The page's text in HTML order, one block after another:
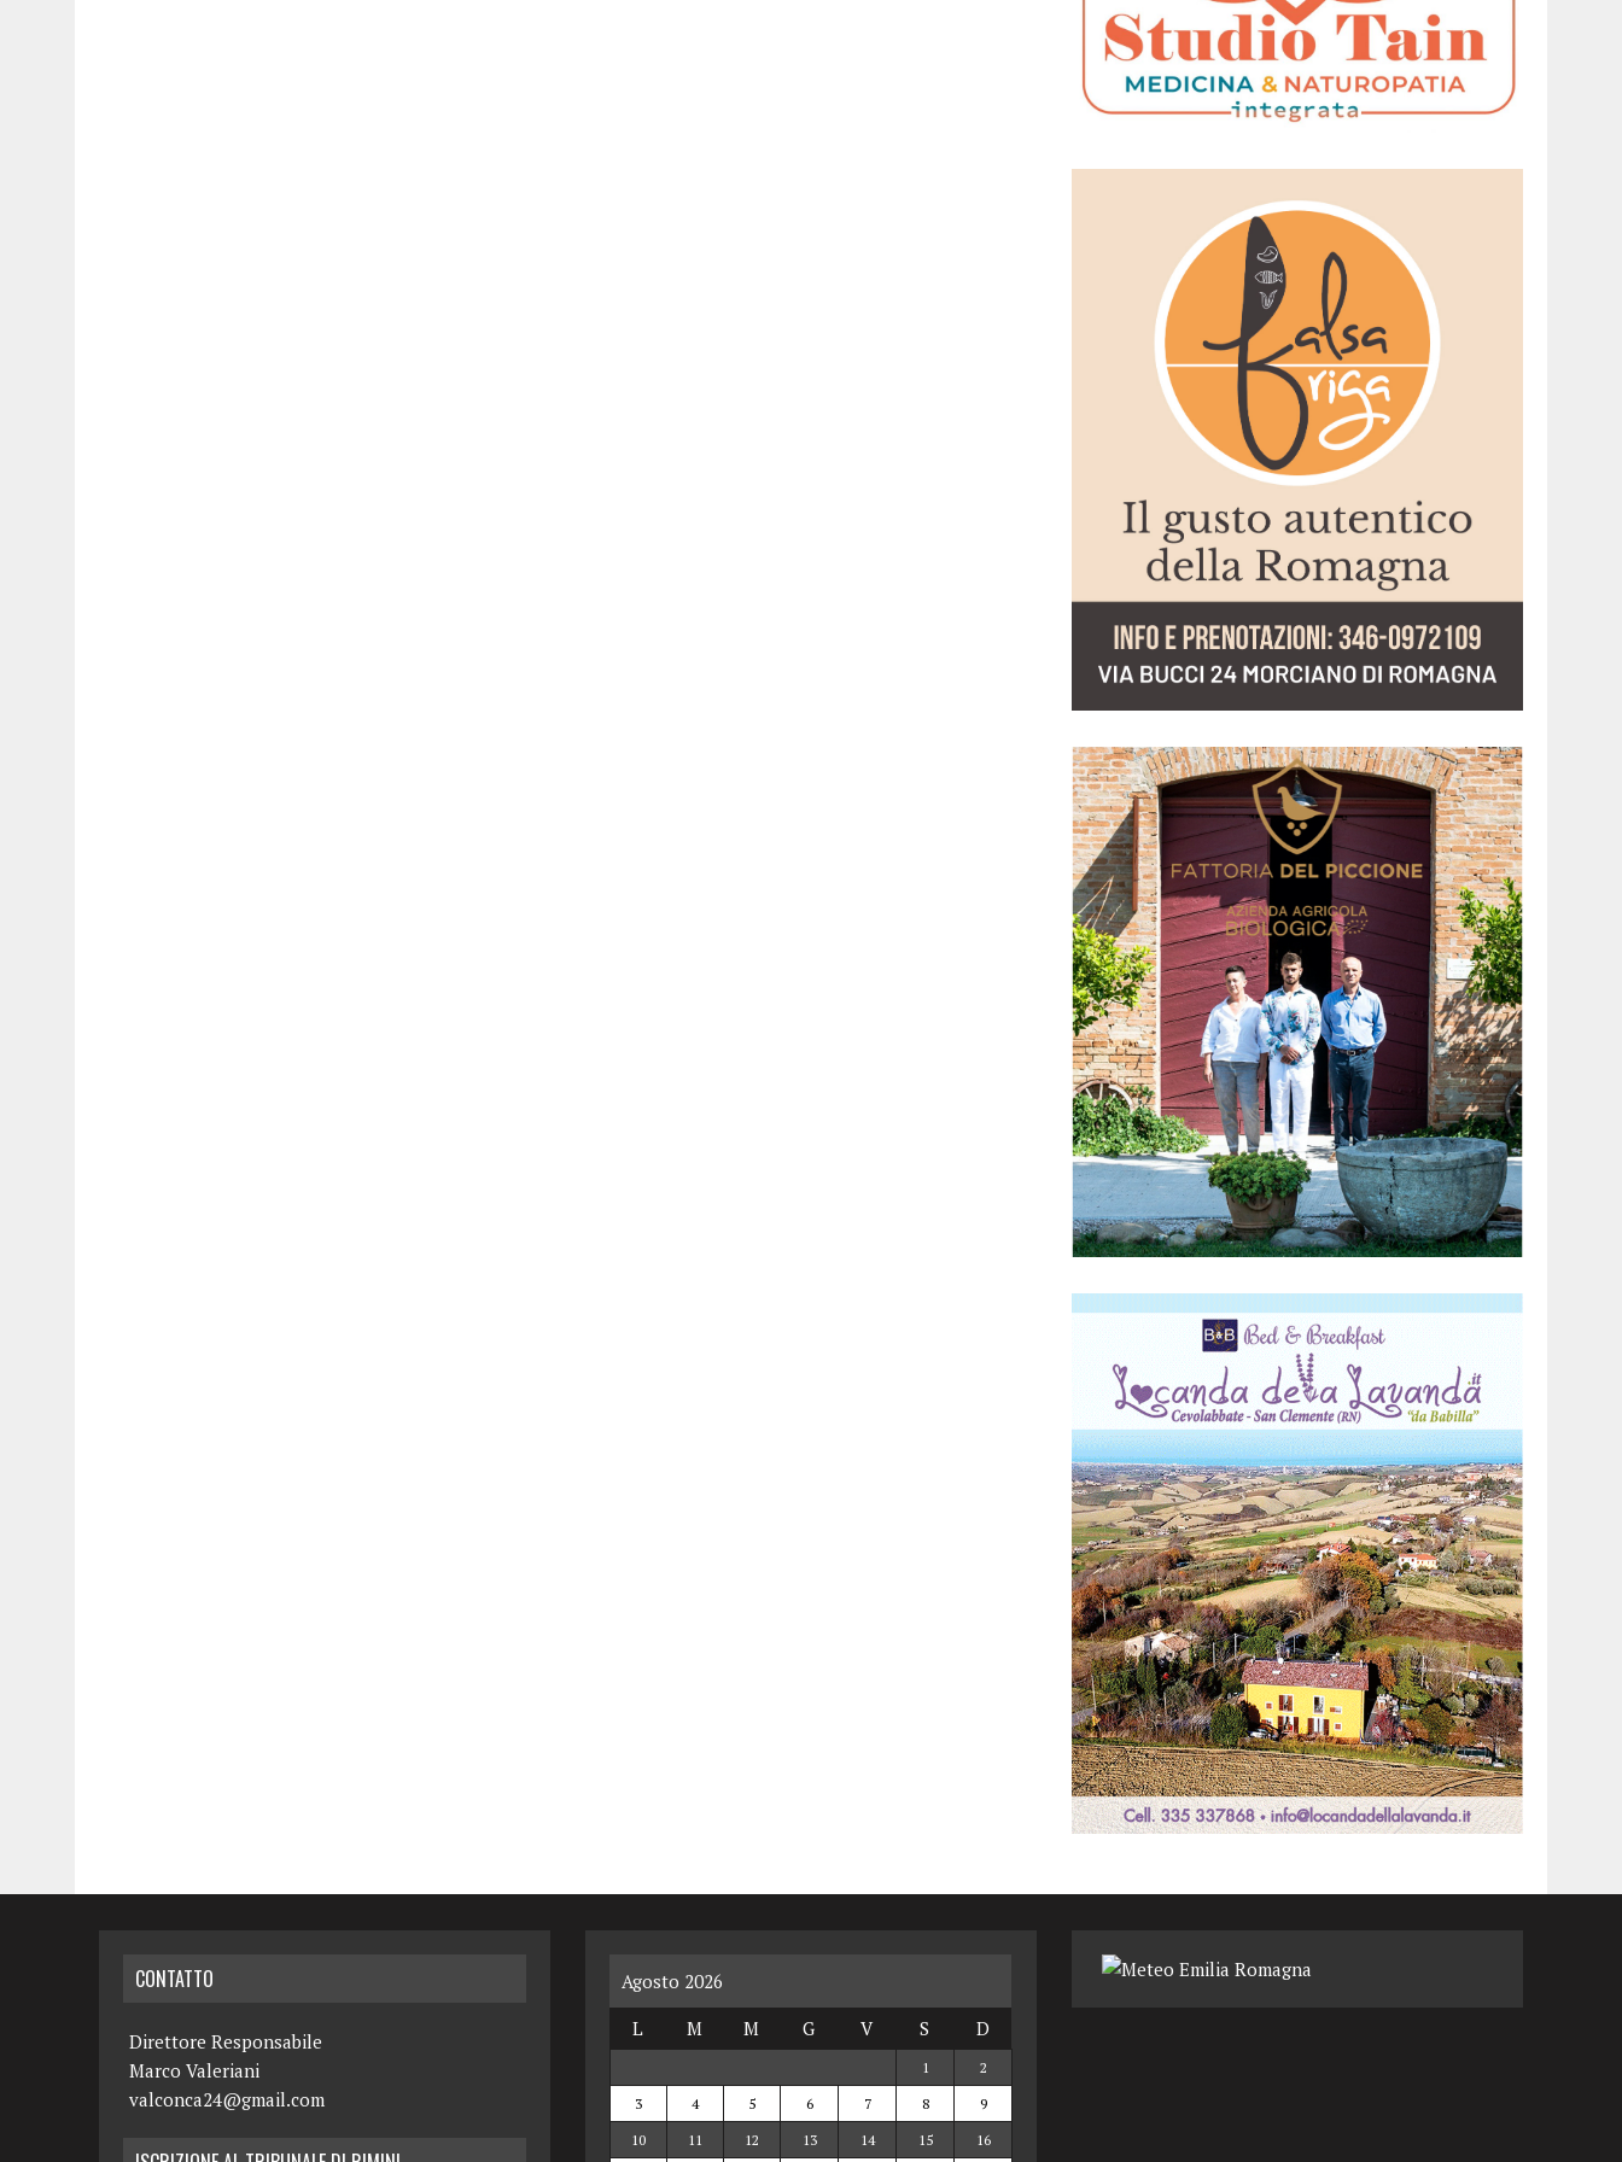
CONTATTO
Direttore Responsabile
Marco Valeriani
valconca24@gmail.com
Agosto 2026
L
M M G V S D
1
2
3
4 5 6 7 8
9
10
11 12 13 14 15 16